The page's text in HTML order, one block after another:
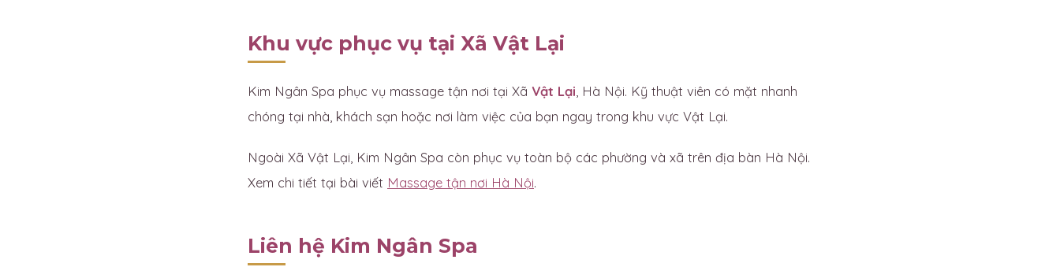
Khu vực phục vụ tại Xã Vật Lại
Kim Ngân Spa phục vụ massage tận nơi tại Xã Vật Lại , Hà Nội. Kỹ thuật viên có mặt nhanh
chóng tại nhà, khách sạn hoặc nơi làm việc của bạn ngay trong khu vực Vật Lại.
Ngoài Xã Vật Lại, Kim Ngân Spa còn phục vụ toàn bộ các phường và xã trên địa bàn Hà Nội.
Xem chi tiết tại bài viết Massage tận nơi Hà Nội.
Liên hệ Kim Ngân Spa